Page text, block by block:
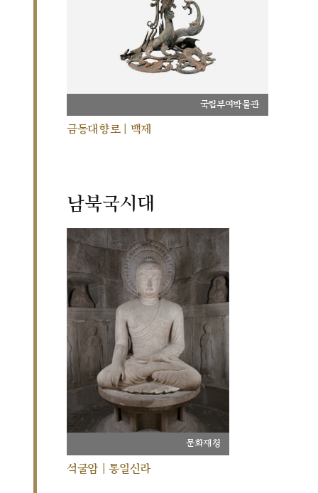
국립부여박물관
금동대향로 | 백제
남북국시대
문화재청
석굴암 | 통일신라